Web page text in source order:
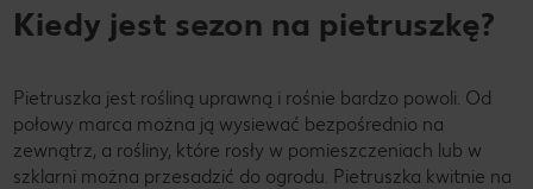
Kiedy jest sezon na pietruszkę?
Pietruszka jest rośliną uprawną i rośnie bardzo powoli. Od
połowy marca można ją wysiewać bezpośrednio na
zewnątrz, a rośliny, które rosły w pomieszczeniach lub w
szklarni można przesadzić do ogrodu. Pietruszka kwitnie na